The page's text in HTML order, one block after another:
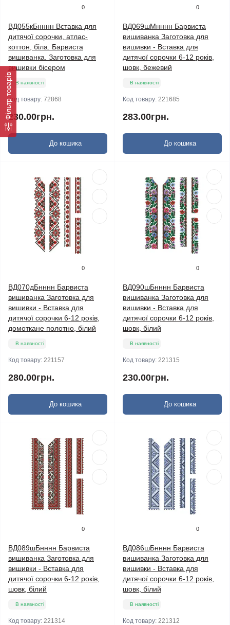
Фільтр товарів
0
ВД055кБнннн Вставка для
дитячої сорочки, атлас-
коттон, біла. Барвиста
вишиванка. Заготовка для
вишивки бісером
В наявності
Код товару: 72868
230.00грн.
До кошика
0
ВД069шМнннн Барвиста
вишиванка Заготовка для
вишивки - Вставка для
дитячої сорочки 6-12 років,
шовк, бежевий
В наявності
Код товару: 221685
283.00грн.
До кошика
0
ВД070дБнннн Барвиста
вишиванка Заготовка для
вишивки - Вставка для
дитячої сорочки 6-12 років,
домоткане полотно, білий
В наявності
Код товару: 221157
280.00грн.
До кошика
0
ВД090шБнннн Барвиста
вишиванка Заготовка для
вишивки - Вставка для
дитячої сорочки 6-12 років,
шовк, білий
В наявності
Код товару: 221315
230.00грн.
До кошика
0
ВД089шБнннн Барвиста
вишиванка Заготовка для
вишивки - Вставка для
дитячої сорочки 6-12 років,
шовк, білий
В наявності
Код товару: 221314
0
ВД086шБнннн Барвиста
вишиванка Заготовка для
вишивки - Вставка для
дитячої сорочки 6-12 років,
шовк, білий
В наявності
Код товару: 221312